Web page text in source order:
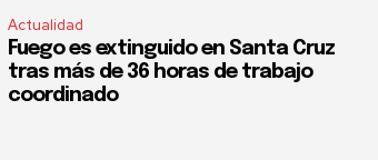
Actualidad
Fuego es extinguido en Santa Cruz
tras más de 36 horas de trabajo
coordinado